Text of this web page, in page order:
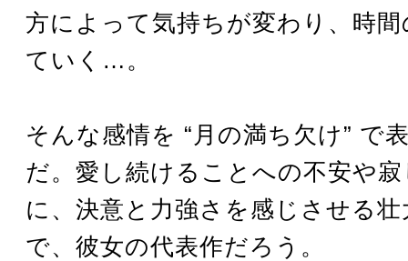
方によって気持ちが変わり、時
ていく…。
そんな感情を “月の満ち欠け” で
だ。愛し続けることへの不安や
に、決意と力強さを感じさせる
で、彼女の代表作だろう。